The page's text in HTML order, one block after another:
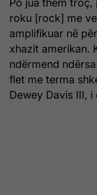
Po jua them troç,
roku [rock] me
amplifikuar në
xhazit amerikan.
ndërmend
flet me terma
Dewey Davis III,